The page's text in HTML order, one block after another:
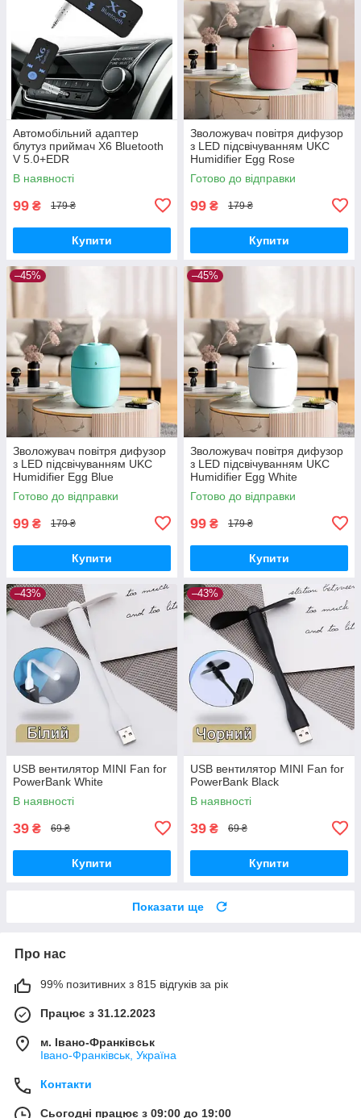
Автомобільний адаптер
блутуз приймач X6 Bluetooth
V 5.0+EDR
В наявності
99 ₴ 179 ₴
Купити
Зволожувач повітря дифузор
з LED підсвічуванням UKC
Humidifier Egg Rose
Готово до відправки
99 ₴ 179 ₴
Купити
–45%
Зволожувач повітря дифузор
з LED підсвічуванням UKC
Humidifier Egg Blue
Готово до відправки
99 ₴ 179 ₴
Купити
–45%
Зволожувач повітря дифузор
з LED підсвічуванням UKC
Humidifier Egg White
Готово до відправки
99 ₴ 179 ₴
Купити
–43%
USB вентилятор MINI Fan for
PowerBank White
В наявності
39 ₴ 69 ₴
Купити
–43%
USB вентилятор MINI Fan for
PowerBank Black
В наявності
39 ₴ 69 ₴
Купити
Показати ще
Про нас
99% позитивних з 815 відгуків за рік
Працює з 31.12.2023
м. Івано-Франківськ
Івано-Франківськ, Україна
Контакти
Сьогодні працює з 09:00 до 19:00